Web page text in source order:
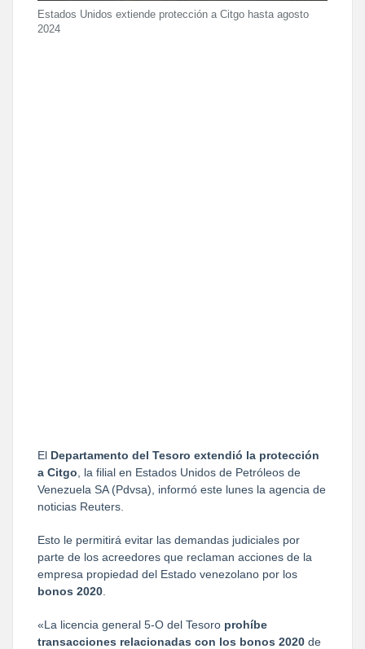
Estados Unidos extiende protección a Citgo hasta agosto
2024
El Departamento del Tesoro extendió la protección
a Citgo , la filial en Estados Unidos de Petróleos de
Venezuela SA (Pdvsa), informó este lunes la agencia de
noticias Reuters.
Esto le permitirá evitar las demandas judiciales por
parte de los acreedores que reclaman acciones de la
empresa propiedad del Estado venezolano por los
bonos 2020
«La licencia general 5-O del Tesoro prohíbe
transacciones relacionadas con los bonos 2020 de